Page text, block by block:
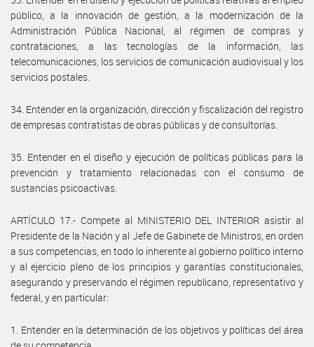
público, a la innovación de gestión, a la modernización de la
Administración Pública Nacional, al régimen de compras y
contrataciones, a las tecnologías de la información, las
telecomunicaciones, los servicios de comunicación audiovisual y los
servicios postales.
34. Entender en la organización, dirección y fiscalización del registro
de empresas contratistas de obras públicas y de consultorías.
35. Entender en el diseño y ejecución de políticas públicas para la
prevención y tratamiento relacionadas con el consumo de
sustancias psicoactivas.
ARTÍCULO 17.- Compete al MINISTERIO DEL INTERIOR asistir al
Presidente de la Nación y al Jefe de Gabinete de Ministros, en orden
a sus competencias, en todo lo inherente al gobierno político interno
y al ejercicio pleno de los principios y garantías constitucionales,
asegurando y preservando el régimen republicano, representativo y
federal, y en particular:
1. Entender en la determinación de los objetivos y políticas del área